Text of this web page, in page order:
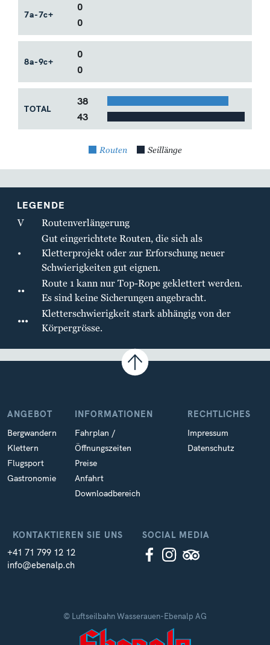
7a-7c+
0
0
8a-9c+
0
0
TOTAL
Bar Example #2
38
43
Routen Seillänge
LEGENDE
V Routenverlängerung
•
Gut eingerichtete Routen, die sich als
Kletterprojekt oder zur Erforschung neuer
Schwierigkeiten gut eignen.
••
Route 1 kann nur Top-Rope geklettert werden.
Es sind keine Sicherungen angebracht.
•••
Kletterschwierigkeit stark abhängig von der
Körpergrösse.
KONTAKTIEREN SIE UNS
+41 71 799 12 12
info@ebenalp.ch
ANGEBOT
Bergwandern
Klettern
Flugsport
Gastronomie
INFORMATIONEN
Fahrplan /
Öffnungszeiten
Preise
Anfahrt
Downloadbereich
RECHTLICHES
Impressum
Datenschutz
SOCIAL MEDIA
© Luftseilbahn Wasserauen-Ebenalp AG